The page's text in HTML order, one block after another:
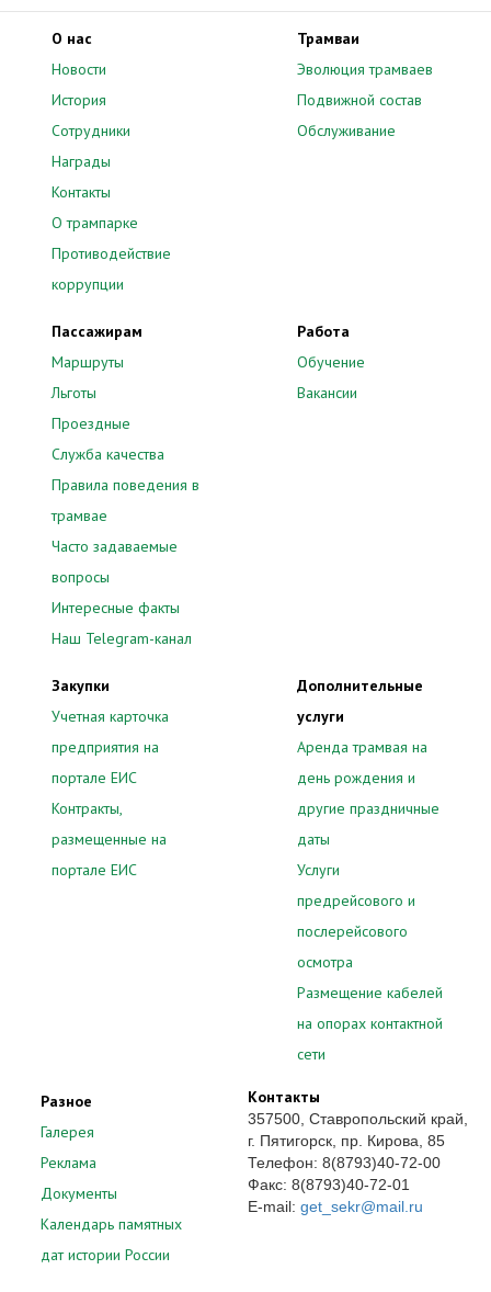
О нас
Новости
История
Сотрудники
Награды
Контакты
О трампарке
Противодействие
коррупции
Трамваи
Эволюция трамваев
Подвижной состав
Обслуживание
Пассажирам
Маршруты
Льготы
Проездные
Служба качества
Правила поведения в
трамвае
Часто задаваемые
вопросы
Интересные факты
Наш Telegram-канал
Работа
Обучение
Вакансии
Закупки
Учетная карточка
предприятия на
портале ЕИС
Контракты,
размещенные на
портале ЕИС
Дополнительные
услуги
Аренда трамвая на
день рождения и
другие праздничные
даты
Услуги
предрейсового и
послерейсового
осмотра
Размещение кабелей
на опорах контактной
сети
Разное
Галерея
Реклама
Документы
Календарь памятных
дат истории России
Контакты
357500, Ставропольский край,
г. Пятигорск, пр. Кирова, 85
Телефон: 8(8793)40-72-00
Факс: 8(8793)40-72-01
E-mail: get_sekr@mail.ru